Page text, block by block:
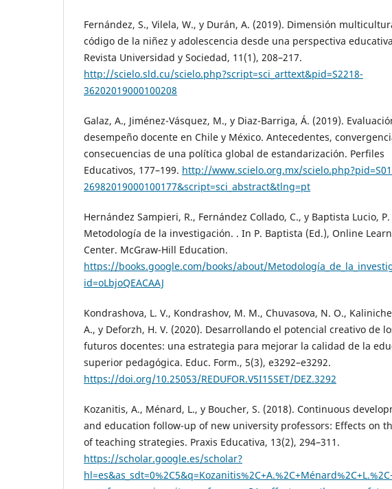
Fernández, S., Vilela, W., y Durán, A. (2019). Dimensión
código de la niñez y adolescencia desde una perspectiva
Revista Universidad y Sociedad, 11(1), 208–217.
http://scielo.sld.cu/scielo.php?script=sci_arttext&pid=S2218-
36202019000100208
Galaz, A., Jiménez-Vásquez, M., y Diaz-Barriga, Á. (2019).
desempeño docente en Chile y México. Antecedentes,
consecuencias de una política global de estandarización. Perfiles
Educativos, 177–199. http://www.scielo.org.mx/
26982019000100177&script=sci_abstract&tlng=pt
Hernández Sampieri, R., Fernández Collado, C., y Baptista Lucio, P.
Metodología de la investigación. . In P. Baptista (Ed.), Online
Center. McGraw-Hill Education.
https://books.google.com/books/about/
id=oLbjoQEACAAJ
Kondrashova, L. V., Kondrashov, M. M., Chuvasova, N. O.,
A., y Deforzh, H. V. (2020). Desarrollando el potencial creativo de
futuros docentes: una estrategia para mejorar la calidad de la
superior pedagógica. Educ. Form., 5(3), e3292–e3292.
https://doi.org/10.25053/REDUFOR.V5I15SET/DEZ.3292
Kozanitis, A., Ménard, L., y Boucher, S. (2018). Continuous
and education follow-up of new university professors: Effects on
of teaching strategies. Praxis Educativa, 13(2), 294–311.
https://scholar.google.es/scholar?